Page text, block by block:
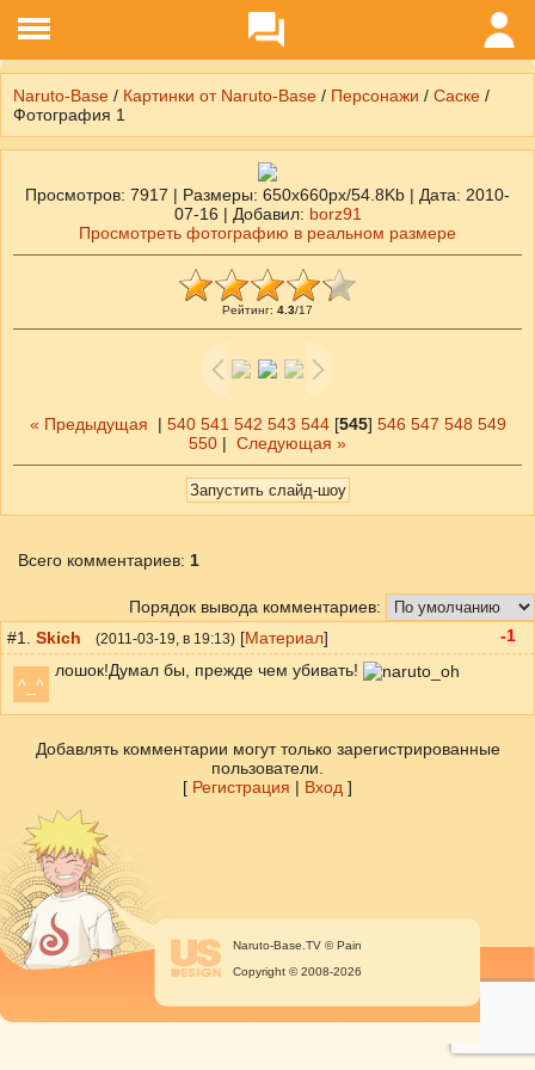
Naruto-Base / Картинки от Naruto-Base / Персонажи / Саске /
Фотография 1
Просмотров: 7917 | Размеры: 650x660px/54.8Kb | Дата: 2010-
07-16 | Добавил: borz91
Просмотреть фотографию в реальном размере
Рейтинг: 4.3/17
« Предыдущая | 540 541 542 543 544[545] 546 547 548 549
550 | Следующая »
Всего комментариев: 1
Порядок вывода комментариев:
#1. Skich (2011-03-19 , в 19:13) [Материал]
^_^
лошок!Думал бы, прежде чем убивать!
-1
Добавлять комментарии могут только зарегистрированные
пользователи.
[ Регистрация | Вход ]
Naruto-Base.TV © Pain
Copyright © 2008-2026